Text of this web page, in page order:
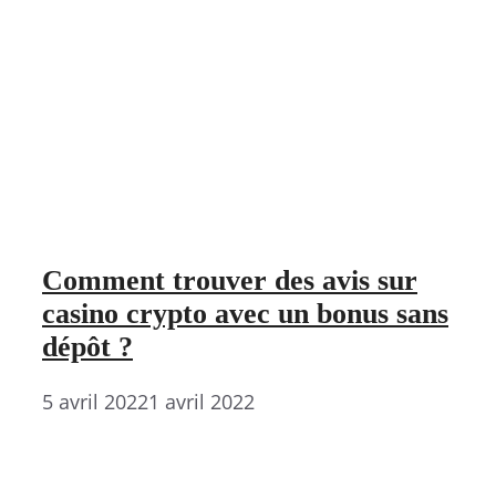
Comment trouver des avis sur
casino crypto avec un bonus sans
dépôt ?
5 avril 20221 avril 2022